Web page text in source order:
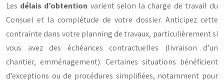
Les délais d’obtention varient selon la charge de travail du
Consuel et la complétude de votre dossier. Anticipez cette
contrainte dans votre planning de travaux, particulièrement si
vous avez des échéances contractuelles (livraison d’un
chantier, emménagement). Certaines situations bénéficient
d’exceptions ou de procédures simplifiées, notamment pour